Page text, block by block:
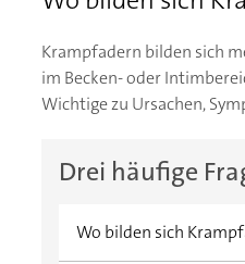
Krampfadern bilden sich
im Becken- oder
Wichtige zu Ursachen,
Drei häufige
Wo bilden sich